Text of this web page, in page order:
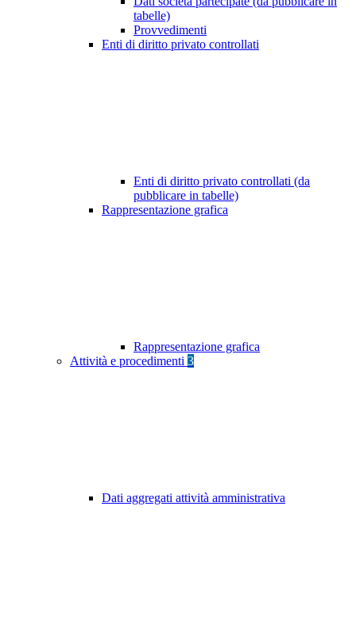
tabelle)
Provvedimenti
Enti di diritto privato controllati
Enti di diritto privato controllati (da
pubblicare in tabelle)
Rappresentazione grafica
Rappresentazione grafica
Attività e procedimenti 3
Dati aggregati attività amministrativa